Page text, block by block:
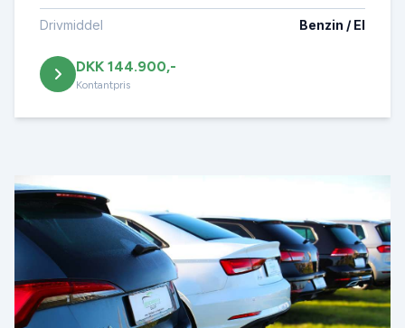
Drivmiddel Benzin / El
DKK 144.900,-
Kontantpris